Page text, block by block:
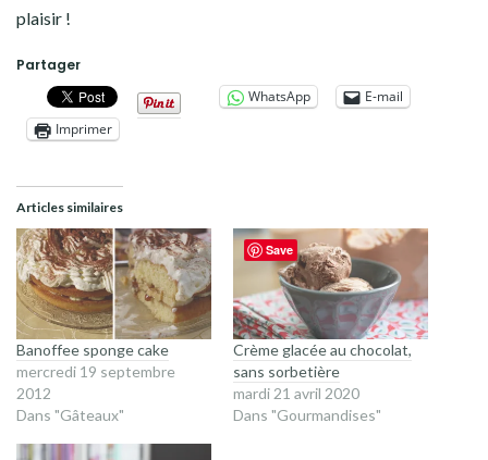
plaisir !
Partager
WhatsApp
E-mail
Imprimer
Articles similaires
Banoffee sponge cake
mercredi 19 septembre
2012
Dans "Gâteaux"
Crème glacée au chocolat,
sans sorbetière
mardi 21 avril 2020
Dans "Gourmandises"
Save